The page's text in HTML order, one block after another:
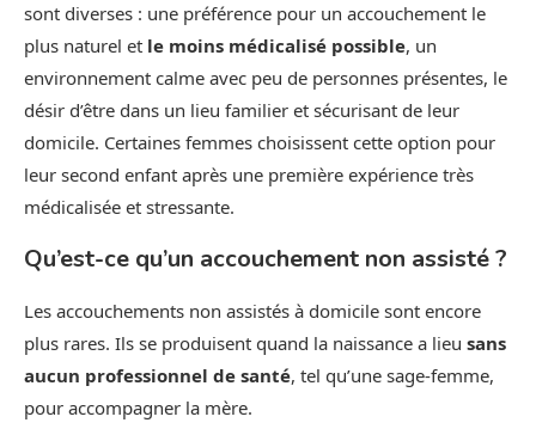
sont diverses : une préférence pour un accouchement le
plus naturel et le moins médicalisé possible, un
environnement calme avec peu de personnes présentes, le
désir d’être dans un lieu familier et sécurisant de leur
domicile. Certaines femmes choisissent cette option pour
leur second enfant après une première expérience très
médicalisée et stressante.
Qu’est-ce qu’un accouchement non assisté ?
Les accouchements non assistés à domicile sont encore
plus rares. Ils se produisent quand la naissance a lieu sans
aucun professionnel de santé, tel qu’une sage-femme,
pour accompagner la mère.